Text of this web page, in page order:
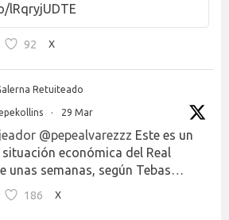
lRqryjUDTE
92 X
Retuiteado
· 29 Mar
@pepealvarezzz Este es un
económica del Real
unas semanas, según Tebas…
186 X